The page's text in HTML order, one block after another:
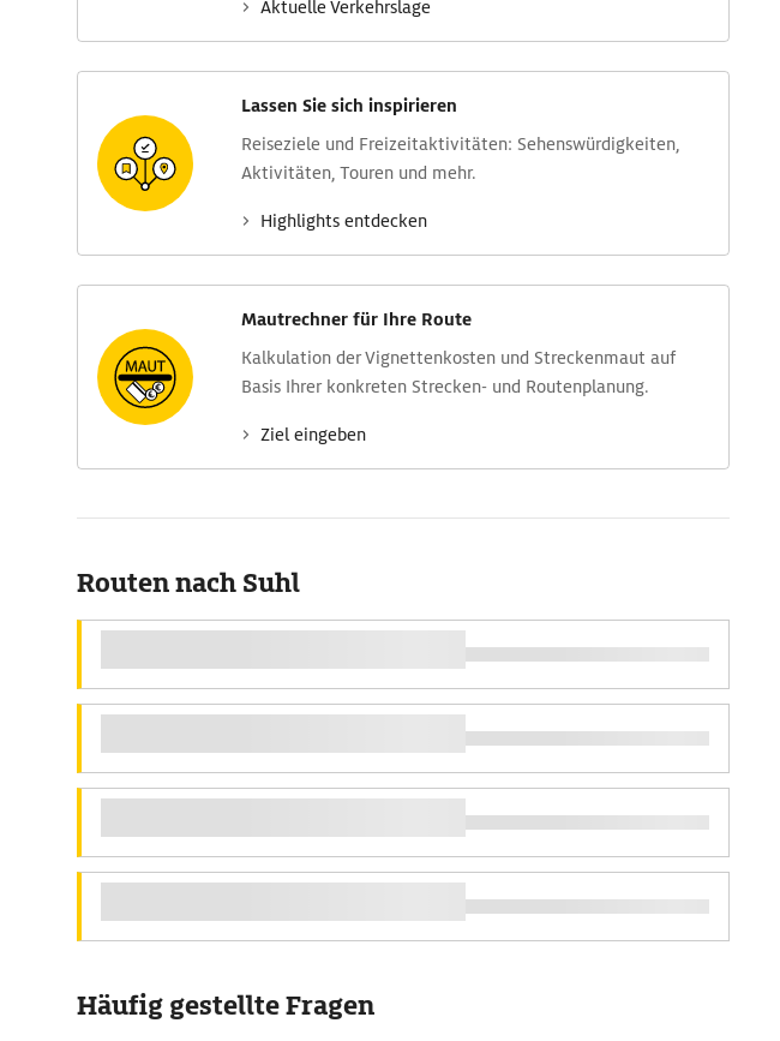
Aktuelle Verkehrs­lage
Lassen Sie sich inspirieren
Reise­ziele und Freizeit­aktivitäten: Sehens­würdig­keiten,
Aktivitäten, Touren und mehr.
Highlights entdecken
Mautrechner für Ihre Route
Kalkulation der Vignettenkosten und Streckenmaut auf
Basis Ihrer konkreten Strecken- und Routenplanung.
Ziel eingeben
Routen nach Suhl
Häufig gestellte Fragen